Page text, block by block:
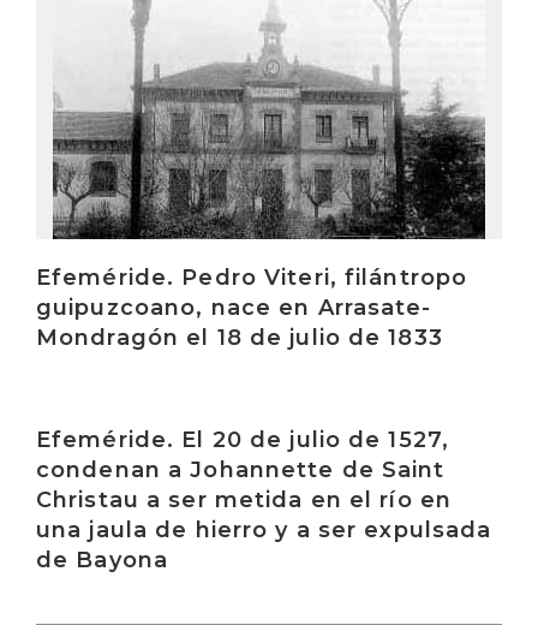
Efeméride. Pedro Viteri, filántropo
guipuzcoano, nace en Arrasate-
Mondragón el 18 de julio de 1833
Efeméride. El 20 de julio de 1527,
condenan a Johannette de Saint
Christau a ser metida en el río en
una jaula de hierro y a ser expulsada
de Bayona